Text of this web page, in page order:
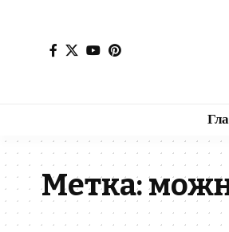
Метка: